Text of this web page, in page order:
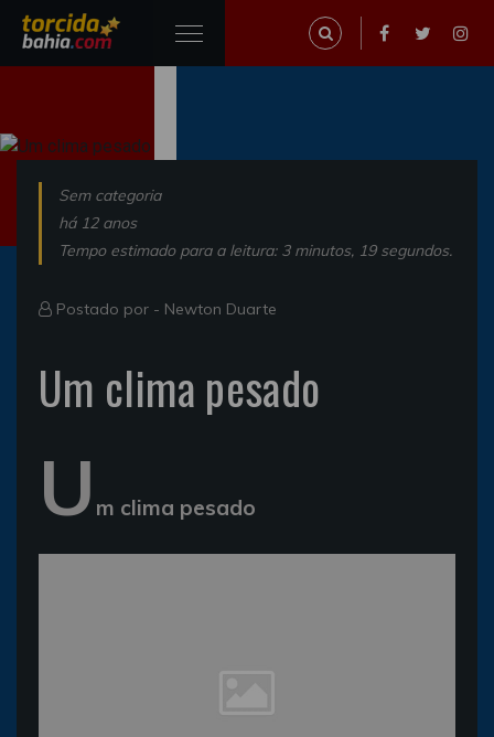
Sem categoria
há 12 anos
Tempo estimado para a leitura: 3 minutos, 19 segundos.
Postado por - Newton Duarte
Um clima pesado
U m clima pesado